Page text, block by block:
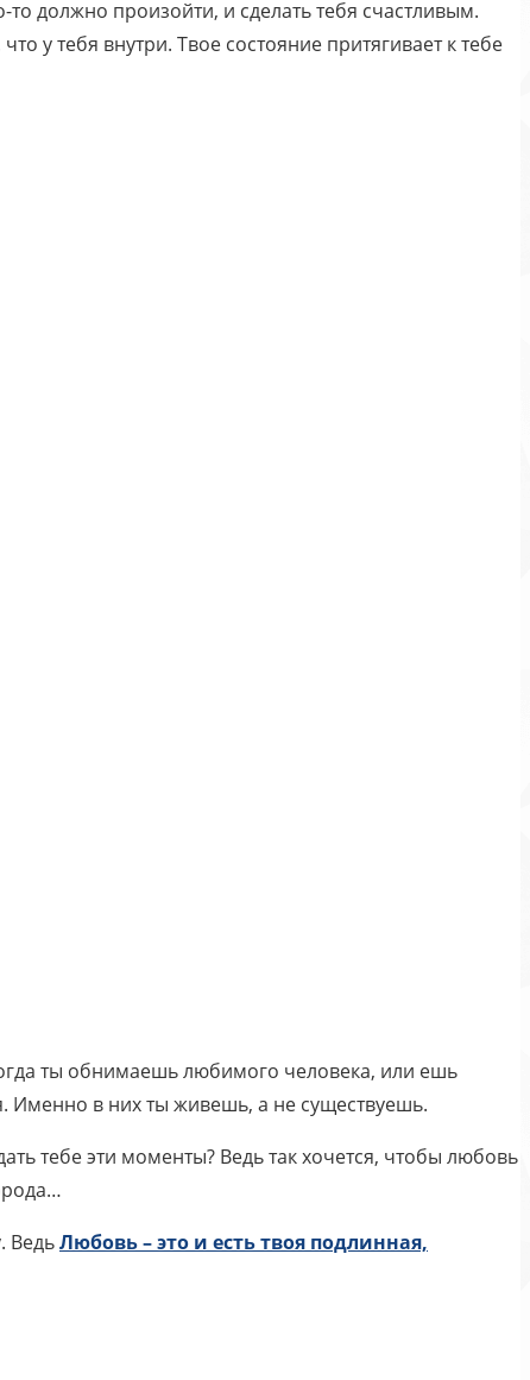
должно произойти, и сделать тебя счастливым.
у тебя внутри. Твое состояние притягивает к тебе
ты обнимаешь любимого человека, или ешь
в них ты живешь, а не существуешь.
тебе эти моменты? Ведь так хочется, чтобы любовь
ВедьЛюбовь – это и есть твоя подлинная,